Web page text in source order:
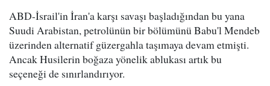
ABD-İsrail'in İran'a karşı savaşı başladığından bu yana
Suudi Arabistan, petrolünün bir bölümünü Babu'l Mendeb
üzerinden alternatif güzergahla taşımaya devam etmişti.
Ancak Husilerin boğaza yönelik ablukası artık bu
seçeneği de sınırlandırıyor.